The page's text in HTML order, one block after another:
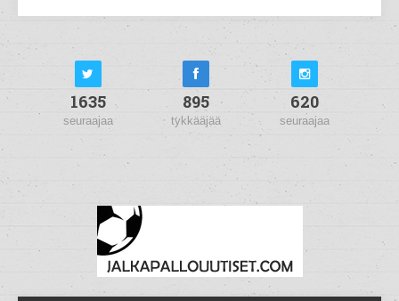
1635
seuraajaa
895
tykkääjää
620
seuraajaa